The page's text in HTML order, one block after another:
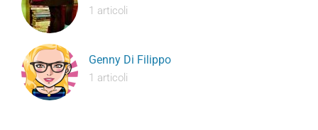
1 articoli
Genny Di Filippo
1 articoli